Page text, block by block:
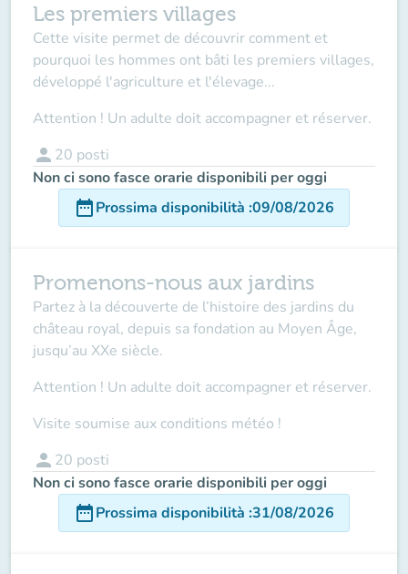
Les premiers villages
Cette visite permet de découvrir comment et
pourquoi les hommes ont bâti les premiers villages,
développé l'agriculture et l'élevage...
Attention ! Un adulte doit accompagner et réserver.
person 20 posti
Non ci sono fasce orarie disponibili per oggi
date_rangeProssima disponibilità :09/08/2026
Promenons-nous aux jardins
Partez à la découverte de l’histoire des jardins du
château royal, depuis sa fondation au Moyen Âge,
jusqu’au XXe siècle.
Attention ! Un adulte doit accompagner et réserver.
Visite soumise aux conditions météo !
person 20 posti
Non ci sono fasce orarie disponibili per oggi
date_rangeProssima disponibilità :31/08/2026